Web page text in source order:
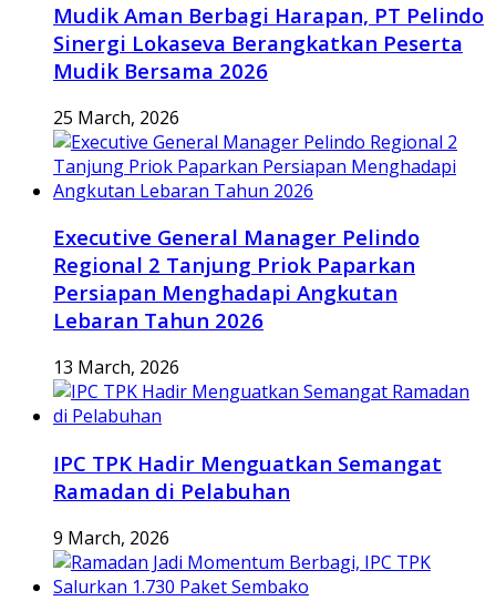
Mudik Aman Berbagi Harapan, PT Pelindo
Sinergi Lokaseva Berangkatkan Peserta
Mudik Bersama 2026
25 March, 2026
Executive General Manager Pelindo
Regional 2 Tanjung Priok Paparkan
Persiapan Menghadapi Angkutan
Lebaran Tahun 2026
13 March, 2026
IPC TPK Hadir Menguatkan Semangat
Ramadan di Pelabuhan
9 March, 2026